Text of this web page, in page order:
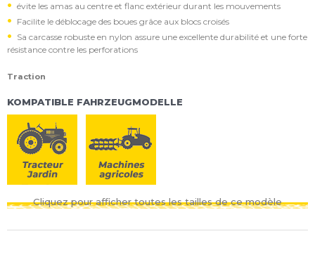
évite les amas au centre et flanc extérieur durant les mouvements
Facilite le déblocage des boues grâce aux blocs croisés
Sa carcasse robuste en nylon assure une excellente durabilité et une forte
résistance contre les perforations
Traction
KOMPATIBLE FAHRZEUGMODELLE
Cliquez pour afficher toutes les tailles de ce modèle